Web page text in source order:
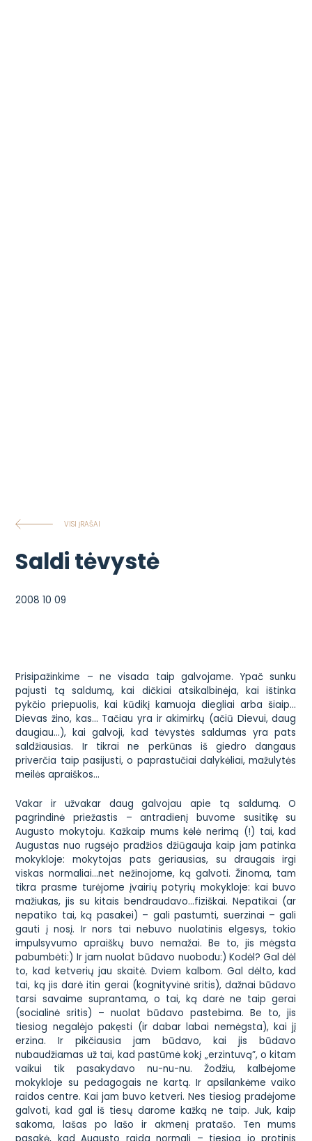
VISI ĮRAŠAI
Saldi tėvystė
2008 10 09
Prisipažinkime – ne visada taip galvojame. Ypač sunku
pajusti tą saldumą, kai dičkiai atsikalbinėja, kai ištinka
pykčio priepuolis, kai kūdikį kamuoja diegliai arba šiaip…
Dievas žino, kas… Tačiau yra ir akimirkų (ačiū Dievui, daug
daugiau…), kai galvoji, kad tėvystės saldumas yra pats
saldžiausias. Ir tikrai ne perkūnas iš giedro dangaus
priverčia taip pasijusti, o paprastučiai dalykėliai, mažulytės
meilės apraiškos…
Vakar ir užvakar daug galvojau apie tą saldumą. O
pagrindinė priežastis – antradienį buvome susitikę su
Augusto mokytoju. Kažkaip mums kėlė nerimą (!) tai, kad
Augustas nuo rugsėjo pradžios džiūgauja kaip jam patinka
mokykloje: mokytojas pats geriausias, su draugais irgi
viskas normaliai…net nežinojome, ką galvoti. Žinoma, tam
tikra prasme turėjome įvairių potyrių mokykloje: kai buvo
mažiukas, jis su kitais bendraudavo…fiziškai. Nepatikai (ar
nepatiko tai, ką pasakei) – gali pastumti, suerzinai – gali
gauti į nosį. Ir nors tai nebuvo nuolatinis elgesys, tokio
impulsyvumo apraiškų buvo nemažai. Be to, jis mėgsta
pabumbėti:) Ir jam nuolat būdavo nuobodu:) Kodėl? Gal dėl
to, kad ketverių jau skaitė. Dviem kalbom. Gal dėlto, kad
tai, ką jis darė itin gerai (kognityvinė sritis), dažnai būdavo
tarsi savaime suprantama, o tai, ką darė ne taip gerai
(socialinė sritis) – nuolat būdavo pastebima. Be to, jis
tiesiog negalėjo pakęsti (ir dabar labai nemėgsta), kai jį
erzina. Ir pikčiausia jam būdavo, kai jis būdavo
nubaudžiamas už tai, kad pastūmė kokį „erzintuvą”, o kitam
vaikui tik pasakydavo nu-nu-nu. Žodžiu, kalbėjome
mokykloje su pedagogais ne kartą. Ir apsilankėmevaiko
raidos centre. Kai jam buvo ketveri. Nes tiesiog pradėjome
galvoti, kad gal iš tiesų darome kažką ne taip. Juk, kaip
sakoma, lašas po lašo ir akmenį pratašo. Ten mums